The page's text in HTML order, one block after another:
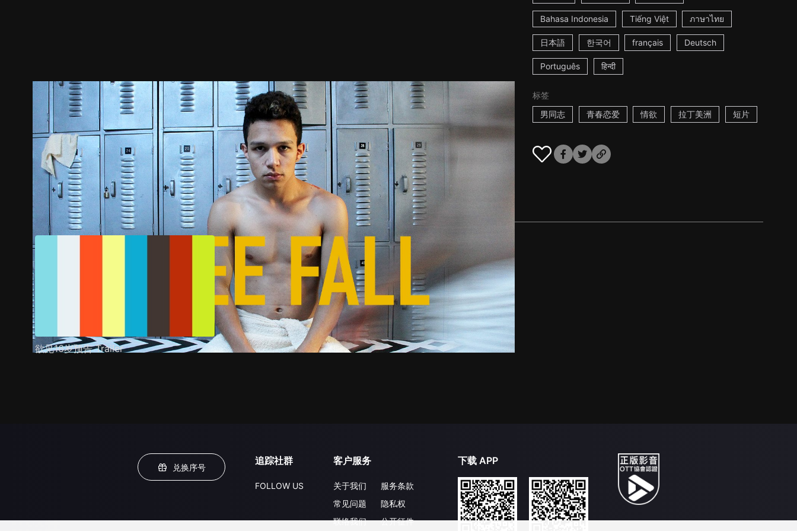
Bahasa Indonesia Tiếng Việt ภาษาไทย
日本語 한국어 français Deutsch
Português हिन्दी
标签
男同志
青春恋爱 情欲 拉丁美洲 短片
剧照 推荐影片 剧情介绍
欲见16岁预告 Trailer
兑换序号
追踪社群
FOLLOW US
客户服务
关于我们
常见问题
联络我们
服务条款
隐私权
公开征件
下载 APP